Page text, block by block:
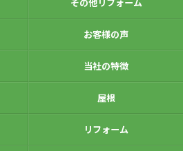
お客様の声
当社の特徴
屋根
リフォーム